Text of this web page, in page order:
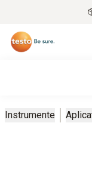
Instrumente